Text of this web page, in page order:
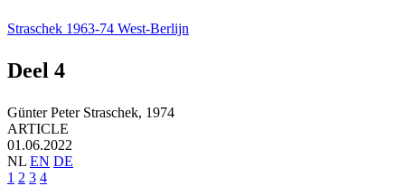
Straschek 1963-74 West-Berlijn
Deel 4
Günter Peter Straschek, 1974
ARTICLE
01.06.2022
NL EN DE
1 2 3 4